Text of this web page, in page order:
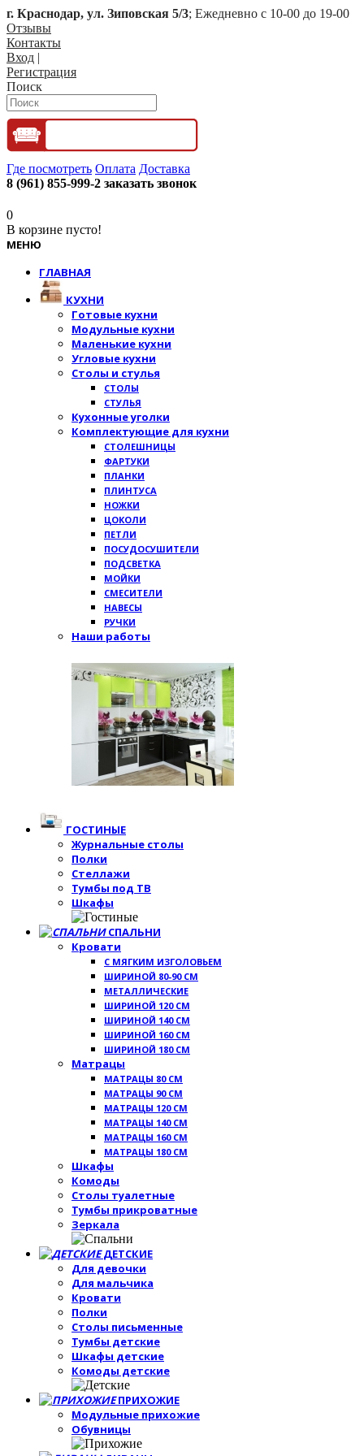
г. Краснодар, ул. Зиповская 5/3; Ежедневно с 10-00 до 19-00
Отзывы
Контакты
Вход |
Регистрация
Поиск
Где посмотреть Оплата Доставка
8 (961) 855-999-2 заказать звонок
0
В корзине пусто!
МЕНЮ
ГЛАВНАЯ
КУХНИ
Готовые кухни
Модульные кухни
Маленькие кухни
Угловые кухни
Столы и стулья
СТОЛЫ
СТУЛЬЯ
Кухонные уголки
Комплектующие для кухни
СТОЛЕШНИЦЫ
ФАРТУКИ
ПЛАНКИ
ПЛИНТУСА
НОЖКИ
ЦОКОЛИ
ПЕТЛИ
ПОСУДОСУШИТЕЛИ
ПОДСВЕТКА
МОЙКИ
СМЕСИТЕЛИ
НАВЕСЫ
РУЧКИ
Наши работы
ГОСТИНЫЕ
Журнальные столы
Полки
Стеллажи
Тумбы под ТВ
Шкафы
СПАЛЬНИ
Кровати
С МЯГКИМ ИЗГОЛОВЬЕМ
ШИРИНОЙ 80-90 СМ
МЕТАЛЛИЧЕСКИЕ
ШИРИНОЙ 120 СМ
ШИРИНОЙ 140 СМ
ШИРИНОЙ 160 СМ
ШИРИНОЙ 180 СМ
Матрацы
МАТРАЦЫ 80 СМ
МАТРАЦЫ 90 СМ
МАТРАЦЫ 120 СМ
МАТРАЦЫ 140 СМ
МАТРАЦЫ 160 СМ
МАТРАЦЫ 180 СМ
Шкафы
Комоды
Столы туалетные
Тумбы прикроватные
Зеркала
ДЕТСКИЕ
Для девочки
Для мальчика
Кровати
Полки
Столы письменные
Тумбы детские
Шкафы детские
Комоды детские
ПРИХОЖИЕ
Модульные прихожие
Обувницы